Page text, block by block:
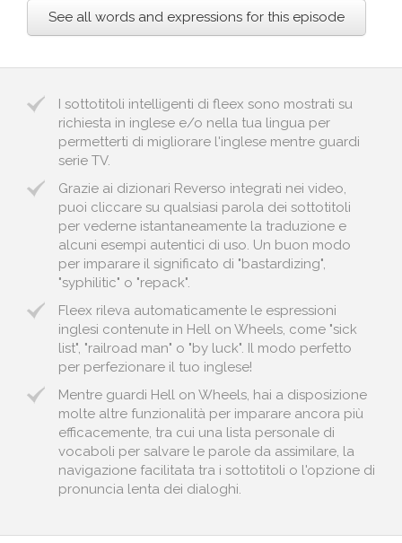
See all words and expressions for this episode
I sottotitoli intelligenti di fleex sono mostrati su
richiesta in inglese e/o nella tua lingua per
permetterti di migliorare l'inglese mentre guardi
serie TV.
Grazie ai dizionari Reverso integrati nei video,
puoi cliccare su qualsiasi parola dei sottotitoli
per vederne istantaneamente la traduzione e
alcuni esempi autentici di uso. Un buon modo
per imparare il significato di "bastardizing",
"syphilitic" o "repack".
Fleex rileva automaticamente le espressioni
inglesi contenute in Hell on Wheels, come "sick
list", "railroad man" o "by luck". Il modo perfetto
per perfezionare il tuo inglese!
Mentre guardi Hell on Wheels, hai a disposizione
molte altre funzionalità per imparare ancora più
efficacemente, tra cui una lista personale di
vocaboli per salvare le parole da assimilare, la
navigazione facilitata tra i sottotitoli o l'opzione di
pronuncia lenta dei dialoghi.